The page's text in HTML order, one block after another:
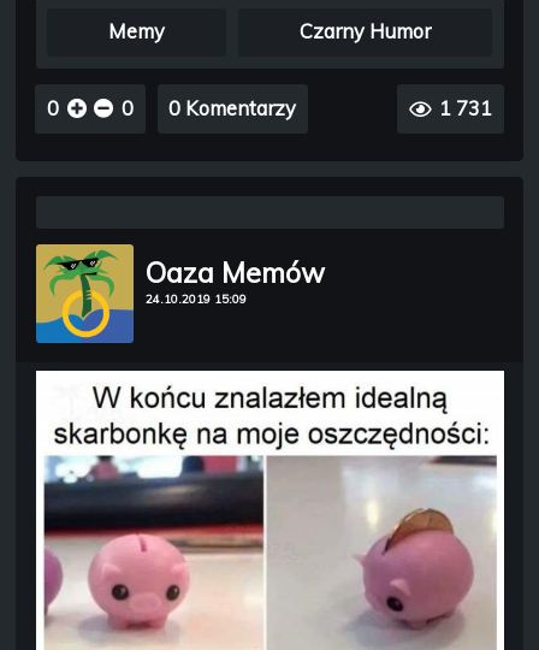
Memy Czarny Humor
0 0 0 Komentarzy 1 731
Oaza Memów
24.10.2019 15:09